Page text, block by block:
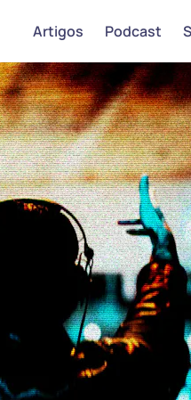
Artigos Podcast